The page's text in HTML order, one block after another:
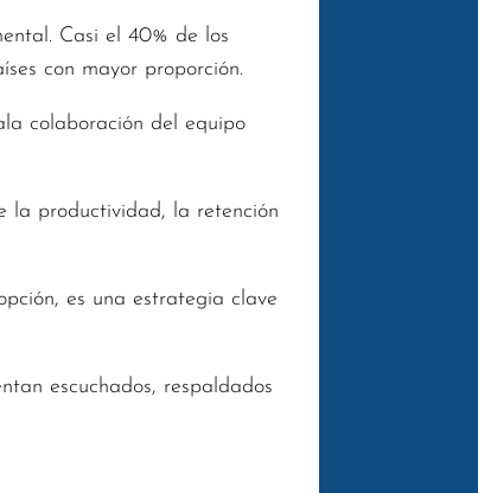
Casi el 40% de los
con mayor proporción.
colaboración del equipo
la productividad, la retención
es una estrategia clave
escuchados, respaldados